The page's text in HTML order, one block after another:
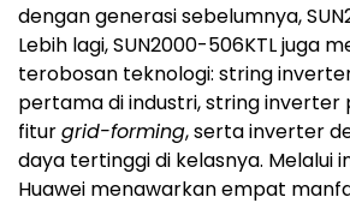
dengan generasi sebelumnya,
Lebih lagi, SUN2000-506KTL juga
terobosan teknologi: string
pertama di industri, string
fiturgrid-forming, serta inverter
daya tertinggi di kelasnya. Melalui
Huawei menawarkan empat